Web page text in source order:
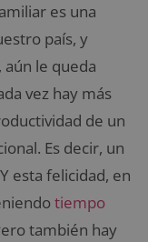
es una
país, y
le queda
vez hay más
de un
Es decir, un
esta felicidad, en
tiempo
también hay